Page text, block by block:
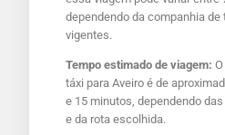
dependendo da companhia de
vigentes.
Tempo estimado de viagem:
táxi para Aveiro é de
e 15 minutos, dependendo
e da rota escolhida.